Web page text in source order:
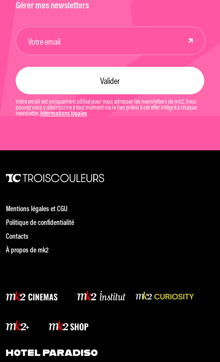
Gérer mes newsletters
Votre email est uniquement utilisé pour vous adresser les newsletters de mk2. Vous
pouvez vous y désinscrire à tout moment via le lien prévu à cet effet intégré à chaque
newsletter. Informations légales
Mentions légales et CGU
Politique de confidentialité
Contacts
À propos de mk2